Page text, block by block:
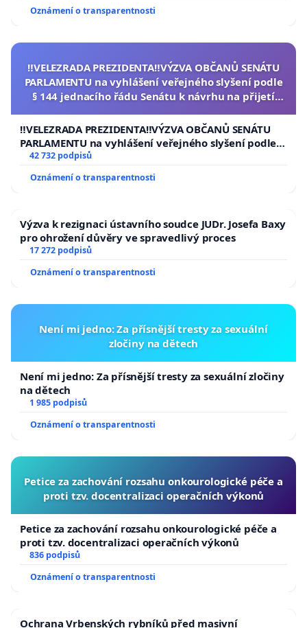
Oznámení o transparentnosti
‼️VELEZRADA PREZIDENTA‼️VÝZVA OBČANŮ SENÁTU
PARLAMENTU na vyhlášení veřejného slyšení podle
§ 144 jednacího řádu Senátu k návrhu na přijetí
republiky
‼️VELEZRADA PREZIDENTA‼️VÝZVA OBČANŮ SENÁTU
PARLAMENTU na vyhlášení veřejného slyšení podle §
144 jednacího řádu Senátu k návrhu na přijetí
republiky
42 732 podpisů
Oznámení o transparentnosti
Výzva k rezignaci ústavního soudce JUDr. Josefa Baxy
pro ohrožení důvěry ve spravedlivý proces
17 272 podpisů
Oznámení o transparentnosti
Není mi jedno: Za přísnější tresty za sexuální
zločiny na dětech
Není mi jedno: Za přísnější tresty za sexuální zločiny
na dětech
1 985 podpisů
Oznámení o transparentnosti
Petice za zachování rozsahu onkourologické péče a
proti tzv. docentralizaci operačních výkonů
Petice za zachování rozsahu onkourologické péče a
proti tzv. docentralizaci operačních výkonů
836 podpisů
Oznámení o transparentnosti
Ochrana Vrbenských rybníků před masivní